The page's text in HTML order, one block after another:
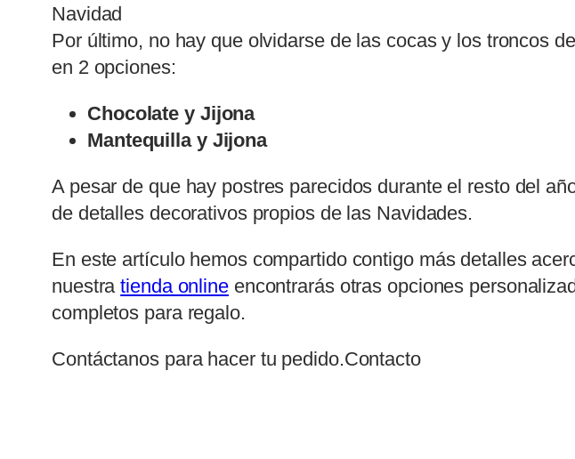
Navidad
Por último, no hay que olvidarse de las cocas y los troncos
en 2 opciones:
Chocolate y Jijona
Mantequilla y Jijona
A pesar de que hay postres parecidos durante el resto del
de detalles decorativos propios de las Navidades.
En este artículo hemos compartido contigo más detalles
nuestratienda onlineencontrarás otras opciones
completos para regalo.
Contáctanos para hacer tu pedido.Contacto